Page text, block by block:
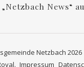
„Netzbach News“
Netzbach 2026
Impressum
.